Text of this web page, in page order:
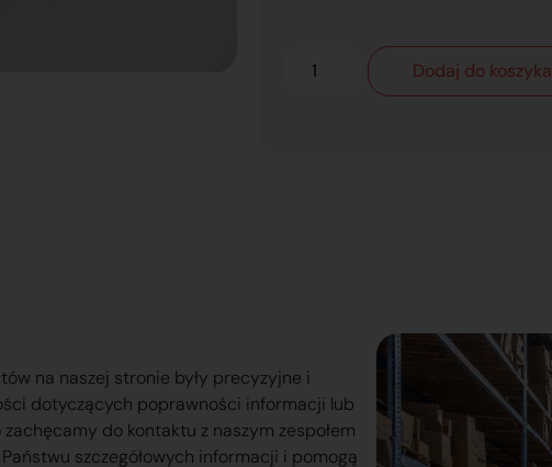
Dodaj do koszyka
na naszej stronie były precyzyjne i
dotyczących poprawności informacji lub
do kontaktu z naszym zespołem
szczegółowych informacji i pomogą